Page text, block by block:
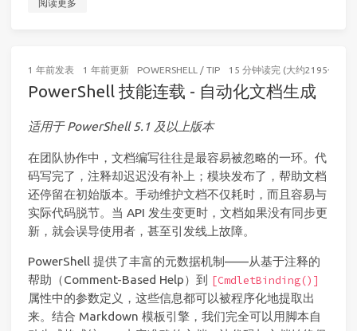
阅读更多
1 年前发表 1 年前更新 POWERSHELL / TIP 15 分钟读完 (大约2195个字)
PowerShell 技能连载 - 自动化文档生成
适用于 PowerShell 5.1 及以上版本
在团队协作中，文档编写往往是最容易被忽略的一环。代
码写完了，注释却迟迟没有补上；模块发布了，帮助文档
还停留在初始版本。手动维护文档不仅耗时，而且容易与
实际代码脱节。当 API 发生变更时，文档如果没有同步更
新，就会误导使用者，甚至引发线上故障。
PowerShell 提供了丰富的元数据机制——从基于注释的
帮助（Comment-Based Help）到 [CmdletBinding()]
属性中的参数定义，这些信息都可以被程序化地提取出
来。结合 Markdown 模板引擎，我们完全可以用脚本自